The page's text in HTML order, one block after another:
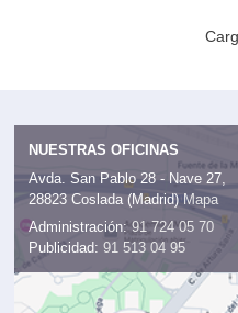
NUESTRAS OFICINAS
Avda. San Pablo 28 - Nave 27,
28823 Coslada (Madrid) Mapa
Administración: 91 724 05 70
Publicidad: 91 513 04 95